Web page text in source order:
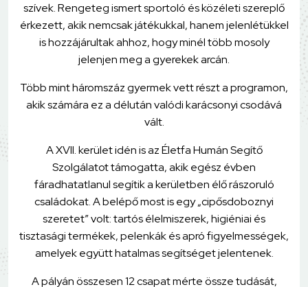
szívek. Rengeteg ismert sportoló és közéleti szereplő
érkezett, akik nemcsak játékukkal, hanem jelenlétükkel
is hozzájárultak ahhoz, hogy minél több mosoly
jelenjen meg a gyerekek arcán.
Több mint háromszáz gyermek vett részt a programon,
akik számára ez a délután valódi karácsonyi csodává
vált.
A XVII. kerület idén is az Életfa Humán Segítő
Szolgálatot támogatta, akik egész évben
fáradhatatlanul segítik a kerületben élő rászoruló
családokat. A belépő most is egy „cipősdoboznyi
szeretet” volt: tartós élelmiszerek, higiéniai és
tisztasági termékek, pelenkák és apró figyelmességek,
amelyek együtt hatalmas segítséget jelentenek.
A pályán összesen 12 csapat mérte össze tudását,